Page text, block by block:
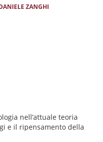
ZANGHI
nell’attuale teoria
e il ripensamento della